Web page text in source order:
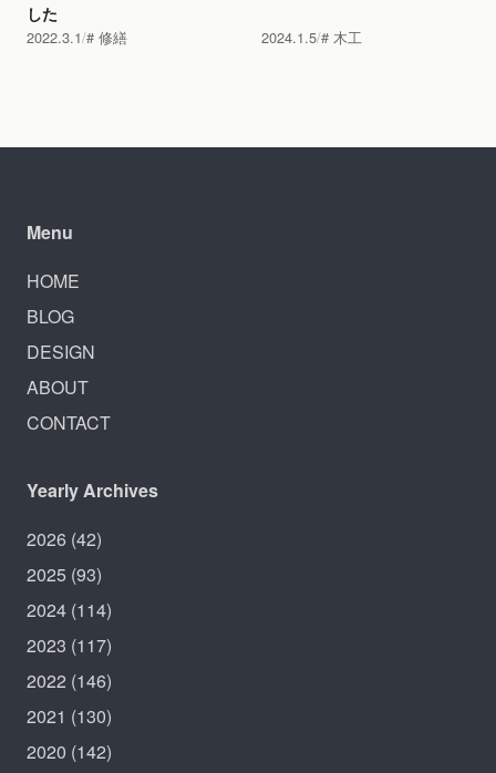
した
2022.3.1 修繕 2024.1.5 木工
Menu
HOME
BLOG
DESIGN
ABOUT
CONTACT
Yearly Archives
2026 (42)
2025 (93)
2024 (114)
2023 (117)
2022 (146)
2021 (130)
2020 (142)